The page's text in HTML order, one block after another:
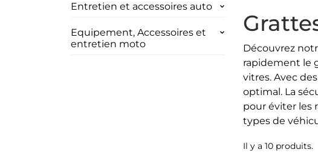
Entretien et accessoires auto
Equipement, Accessoires et
entretien moto
Découvrez
rapidement le
vitres. Avec
optimal. La
pour éviter les
types de
Il y a 10 produits.